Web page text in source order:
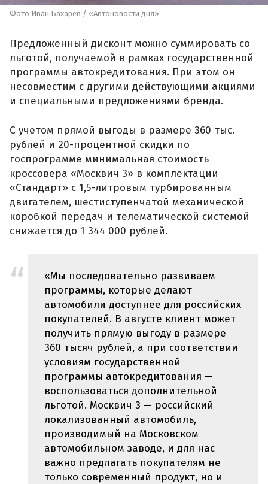
Фото Иван Бахарев / «Автоновости дня»
Предложенный дисконт можно суммировать со
льготой, получаемой в рамках государственной
программы автокредитования. При этом он
несовместим с другими действующими акциями
и специальными предложениями бренда.
С учетом прямой выгоды в размере 360 тыс.
рублей и 20-процентной скидки по
госпрограмме минимальная стоимость
кроссовера «Москвич 3» в комплектации
«Стандарт» с 1,5-литровым турбированным
двигателем, шестиступенчатой механической
коробкой передач и телематической системой
снижается до 1 344 000 рублей.
«Мы последовательно развиваем
программы, которые делают
автомобили доступнее для российских
покупателей. В августе клиент может
получить прямую выгоду в размере
360 тысяч рублей, а при соответствии
условиям государственной
программы автокредитования —
воспользоваться дополнительной
льготой. Москвич 3 — российский
локализованный автомобиль,
производимый на Московском
автомобильном заводе, и для нас
важно предлагать покупателям не
только современный продукт, но и